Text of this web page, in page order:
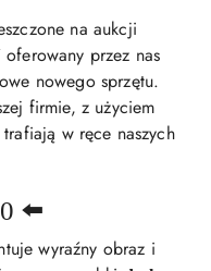
na aukcji
oferowany przez nas
nowego sprzętu.
firmie, z użyciem
w ręce naszych
⬅️
wyraźny obraz i